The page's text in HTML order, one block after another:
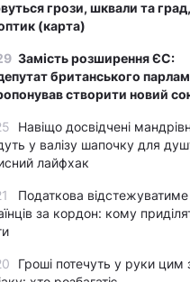
грози, шквали та
(карта)
Замість розширення ЄС:
британського
створити новий
Навіщо досвідчені
у валізу шапочку для
лайфхак
Податкова відстежуватиме
за кордон: кому
Гроші потечуть у руки цим